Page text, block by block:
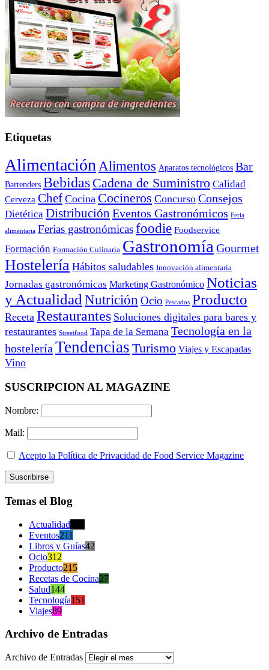
Etiquetas
Alimentación Alimentos Aparatos tecnológicos Bar
Bartenders Bebidas Cadena de Suministro Calidad
Cerveza Chef Cocina Cocineros Concurso Consejos
Dietética Distribución Eventos Gastronómicos Feria
alimentaria Ferias gastronómicasfoodie Foodservice
Formación Formación Culinaria Gastronomía Gourmet
Hostelería Hábitos saludables Innovación alimentaria
Jornadas gastronómicas Marketing Gastronómico Noticias
y Actualidad Nutrición Ocio Pescados Producto
Receta Restaurantes Soluciones digitales para bares y
restaurantes Streetfood Tapa de la Semana Tecnología en la
hostelería Tendencias Turismo Viajes y Escapadas
Vino
SUSCRIPCION AL MAGAZINE
Nombre:
Mail:
Acepto la Política de Privacidad de Food Service Magazine
Temas el Blog
Actualidad
Eventos211
Libros y Guías42
Ocio312
Producto215
Recetas de Cocina27
Salud144
Tecnología151
Viajes89
Archivo de Entradas
Archivo de Entradas